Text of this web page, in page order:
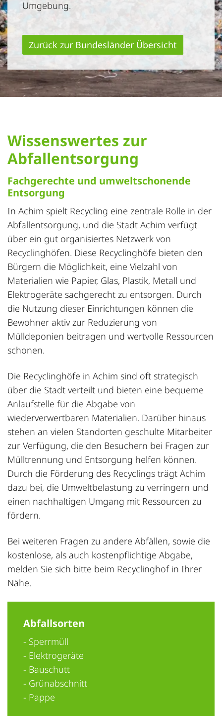
Umgebung.
Zurück zur Bundesländer Übersicht
Wissenswertes zur
Abfallentsorgung
Fachgerechte und umweltschonende
Entsorgung
In Achim spielt Recycling eine zentrale Rolle in der
Abfallentsorgung, und die Stadt Achim verfügt
über ein gut organisiertes Netzwerk von
Recyclinghöfen. Diese Recyclinghöfe bieten den
Bürgern die Möglichkeit, eine Vielzahl von
Materialien wie Papier, Glas, Plastik, Metall und
Elektrogeräte sachgerecht zu entsorgen. Durch
die Nutzung dieser Einrichtungen können die
Bewohner aktiv zur Reduzierung von
Mülldeponien beitragen und wertvolle Ressourcen
schonen.
Die Recyclinghöfe in Achim sind oft strategisch
über die Stadt verteilt und bieten eine bequeme
Anlaufstelle für die Abgabe von
wiederverwertbaren Materialien. Darüber hinaus
stehen an vielen Standorten geschulte Mitarbeiter
zur Verfügung, die den Besuchern bei Fragen zur
Mülltrennung und Entsorgung helfen können.
Durch die Förderung des Recyclings trägt Achim
dazu bei, die Umweltbelastung zu verringern und
einen nachhaltigen Umgang mit Ressourcen zu
fördern.
Bei weiteren Fragen zu andere Abfällen, sowie die
kostenlose, als auch kostenpflichtige Abgabe,
melden Sie sich bitte beim Recyclinghof in Ihrer
Nähe.
Abfallsorten
- Sperrmüll
- Elektrogeräte
- Bauschutt
- Grünabschnitt
- Pappe